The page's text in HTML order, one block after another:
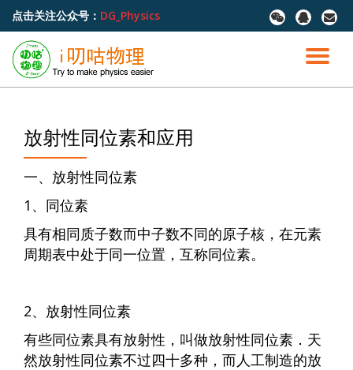
容
点击关注公众号： DG_Physics
fa-
wechat
fa-
qq
fa-
切
放射性同位素和应用
一、放射性同位素
1、同位素
具有相同质子数而中子数不同的原子核，在元素
周期表中处于同一位置，互称同位素。
2、放射性同位素
有些同位素具有放射性，叫做放射性同位素．天
然放射性同位素不过四十多种，而人工制造的放